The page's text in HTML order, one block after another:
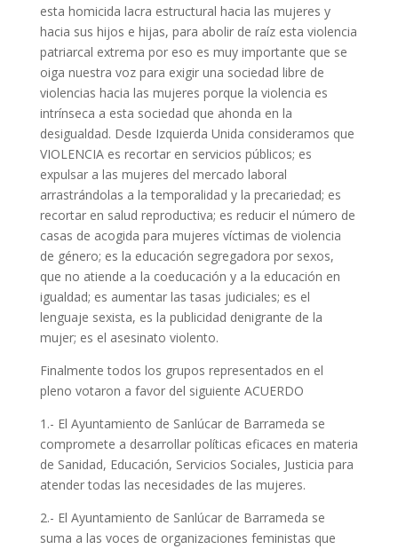
esta homicida lacra estructural hacia las mujeres y
hacia sus hijos e hijas, para abolir de raíz esta violencia
patriarcal extrema por eso es muy importante que se
oiga nuestra voz para exigir una sociedad libre de
violencias hacia las mujeres porque la violencia es
intrínseca a esta sociedad que ahonda en la
desigualdad. Desde Izquierda Unida consideramos que
VIOLENCIA es recortar en servicios públicos; es
expulsar a las mujeres del mercado laboral
arrastrándolas a la temporalidad y la precariedad; es
recortar en salud reproductiva; es reducir el número de
casas de acogida para mujeres víctimas de violencia
de género; es la educación segregadora por sexos,
que no atiende a la coeducación y a la educación en
igualdad; es aumentar las tasas judiciales; es el
lenguaje sexista, es la publicidad denigrante de la
mujer; es el asesinato violento.
Finalmente todos los grupos representados en el
pleno votaron a favor del siguiente ACUERDO
1.- El Ayuntamiento de Sanlúcar de Barrameda se
compromete a desarrollar políticas eficaces en materia
de Sanidad, Educación, Servicios Sociales, Justicia para
atender todas las necesidades de las mujeres.
2.- El Ayuntamiento de Sanlúcar de Barrameda se
suma a las voces de organizaciones feministas que